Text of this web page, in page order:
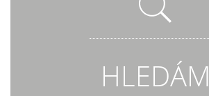
HLEDÁM